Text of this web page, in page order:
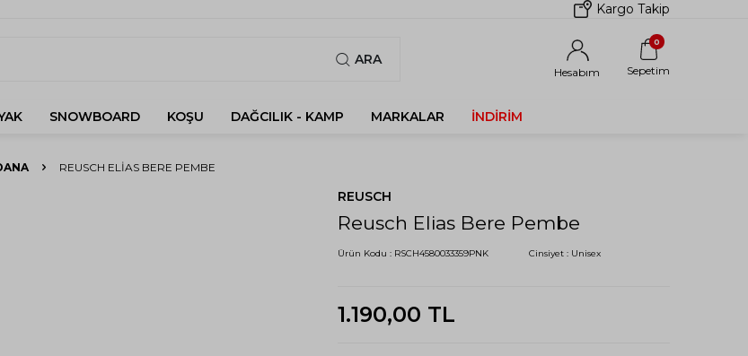
Kargo Takip
ARA
Hesabım
0
Sepetim
SNOWBOARD KOŞU DAĞCILIK - KAMP MARKALAR İNDIRIM
REUSCH ELIAS BERE PEMBE
REUSCH
Reusch Elias Bere Pembe
Ürün Kodu : RSCH4580033359PNK Cinsiyet : Unisex
1.190,00 TL